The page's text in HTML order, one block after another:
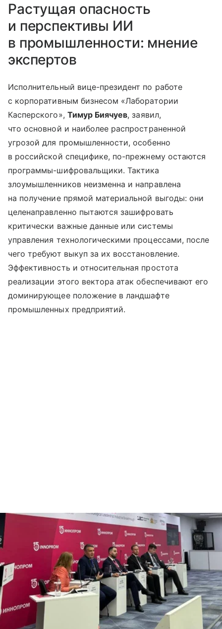
Растущая опасность
и перспективы ИИ
в промышленности: мнение
экспертов
Исполнительный вице-президент по работе
с корпоративным бизнесом «Лаборатории
Касперского», Тимур Биячуев, заявил,
что основной и наиболее распространенной
угрозой для промышленности, особенно
в российской специфике, по-прежнему остаются
программы-шифровальщики. Тактика
злоумышленников неизменна и направлена
на получение прямой материальной выгоды: они
целенаправленно пытаются зашифровать
критически важные данные или системы
управления технологическими процессами, после
чего требуют выкуп за их восстановление.
Эффективность и относительная простота
реализации этого вектора атак обеспечивают его
доминирующее положение в ландшафте
промышленных предприятий.